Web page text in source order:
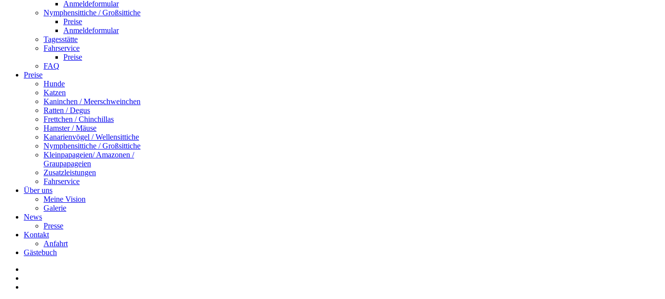
Anmeldeformular
Nymphensittiche / Großsittiche
Preise
Anmeldeformular
Tagesstätte
Fahrservice
Preise
FAQ
Preise
Hunde
Katzen
Kaninchen / Meerschweinchen
Ratten / Degus
Frettchen / Chinchillas
Hamster / Mäuse
Kanarienvögel / Wellensittiche
Nymphensittiche / Großsittiche
Kleinpapageien/ Amazonen /
Graupapageien
Zusatzleistungen
Fahrservice
Über uns
Meine Vision
Galerie
News
Presse
Kontakt
Anfahrt
Gästebuch